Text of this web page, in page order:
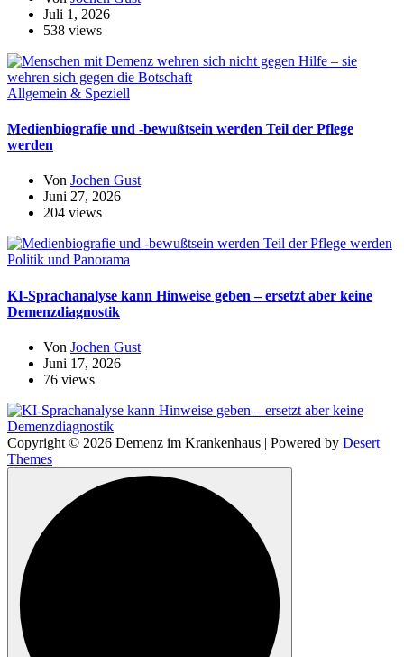
Juli 1, 2026
538 views
Allgemein & Speziell
Medienbiografie und -bewußtsein werden Teil der Pflege
werden
Von Jochen Gust
Juni 27, 2026
204 views
Politik und Panorama
KI-Sprachanalyse kann Hinweise geben – ersetzt aber keine
Demenzdiagnostik
Von Jochen Gust
Juni 17, 2026
76 views
Copyright © 2026 Demenz im Krankenhaus | Powered by Desert
Themes